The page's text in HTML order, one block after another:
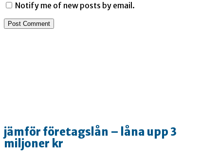
Notify me of new posts by email.
jämför företagslån – låna upp 3
miljoner kr